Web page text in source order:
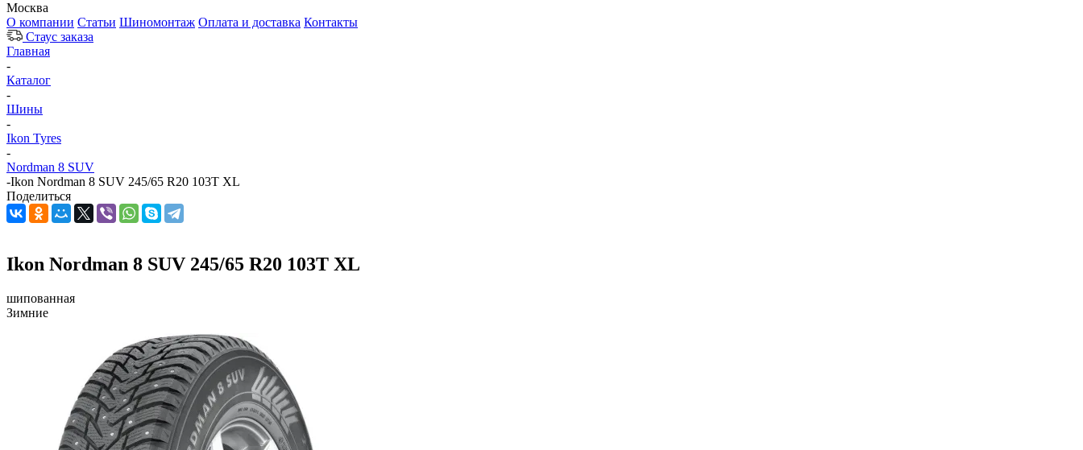
Москва
О компании Статьи Шиномонтаж Оплата и доставка Контакты
Стаус заказа
Главная
-
Каталог
-
Шины
-
Ikon Tyres
-
Nordman 8 SUV
-Ikon Nordman 8 SUV 245/65 R20 103T XL
Поделиться
Ikon Nordman 8 SUV 245/65 R20 103T XL
шипованная
Зимние